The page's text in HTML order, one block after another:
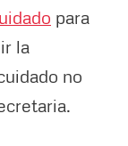
para
la
no